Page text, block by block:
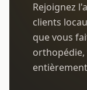
Rejoignez
clients
que vous